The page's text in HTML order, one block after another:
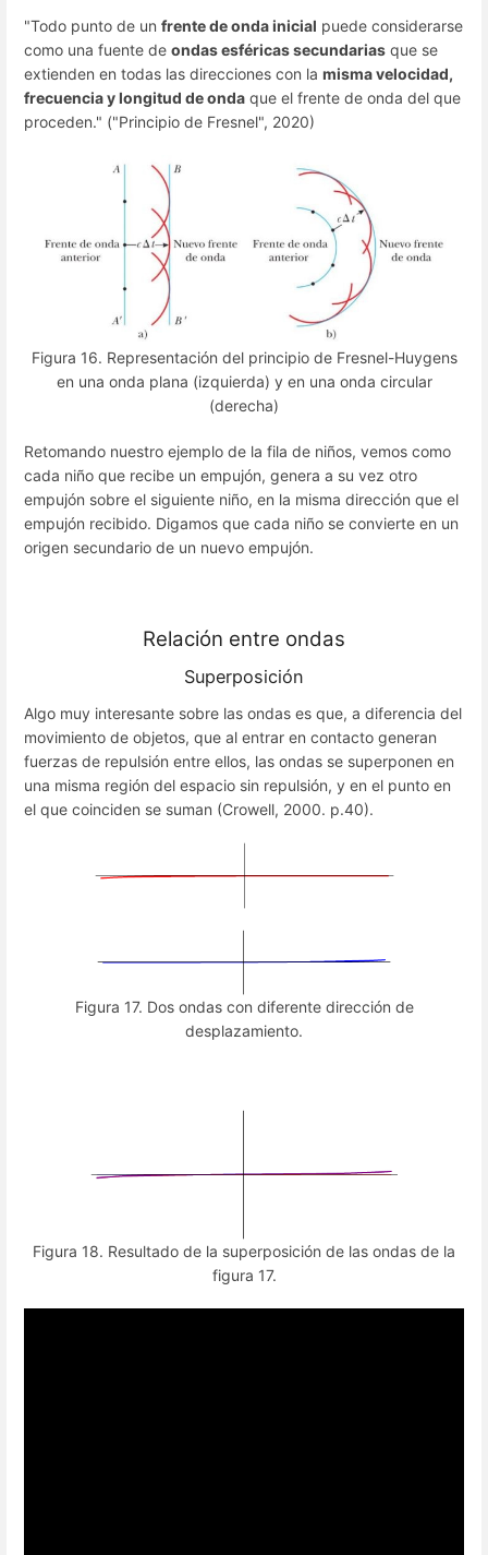
"Todo punto de un frente de onda inicial puede considerarse
como una fuente de ondas esféricas secundarias que se
extienden en todas las direcciones con la misma velocidad,
frecuencia y longitud de onda que el frente de onda del que
proceden." ("Principio de Fresnel", 2020)
Figura 16. Representación del principio de Fresnel-Huygens
en una onda plana (izquierda) y en una onda circular
(derecha)
Retomando nuestro ejemplo de la fila de niños, vemos como
cada niño que recibe un empujón, genera a su vez otro
empujón sobre el siguiente niño, en la misma dirección que el
empujón recibido. Digamos que cada niño se convierte en un
origen secundario de un nuevo empujón.
Relación entre ondas
Superposición
Algo muy interesante sobre las ondas es que, a diferencia del
movimiento de objetos, que al entrar en contacto generan
fuerzas de repulsión entre ellos, las ondas se superponen en
una misma región del espacio sin repulsión, y en el punto en
el que coinciden se suman (Crowell, 2000. p.40).
Figura 17. Dos ondas con diferente dirección de
desplazamiento.
Figura 18. Resultado de la superposición de las ondas de la
figura 17.